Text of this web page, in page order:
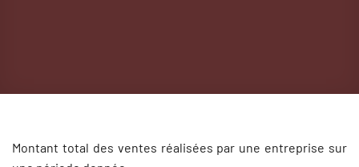
Montant total des ventes réalisées par une entreprise sur